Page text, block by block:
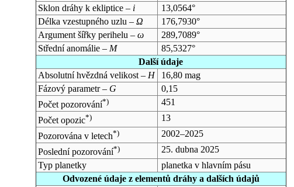
Sklon dráhy k ekliptice – i
13,0564°
Délka vzestupného uzlu – Ω
176,7930°
Argument šířky perihelu – ω
289,7089°
Střední anomálie – M
85,5327°
Další údaje
Absolutní hvězdná velikost – H
16,80 mag
Fázový parametr – G
0,15
Počet pozorování*)
451
Počet opozic*)
13
Pozorována v letech*)
2002–2025
Poslední pozorování*)
25. dubna 2025
Typ planetky
planetka v hlavním pásu
Odvozené údaje z elementů dráhy a dalších údajů